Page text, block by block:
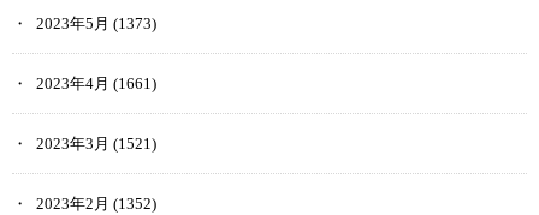
2023年5月 (1373)
2023年4月 (1661)
2023年3月 (1521)
2023年2月 (1352)